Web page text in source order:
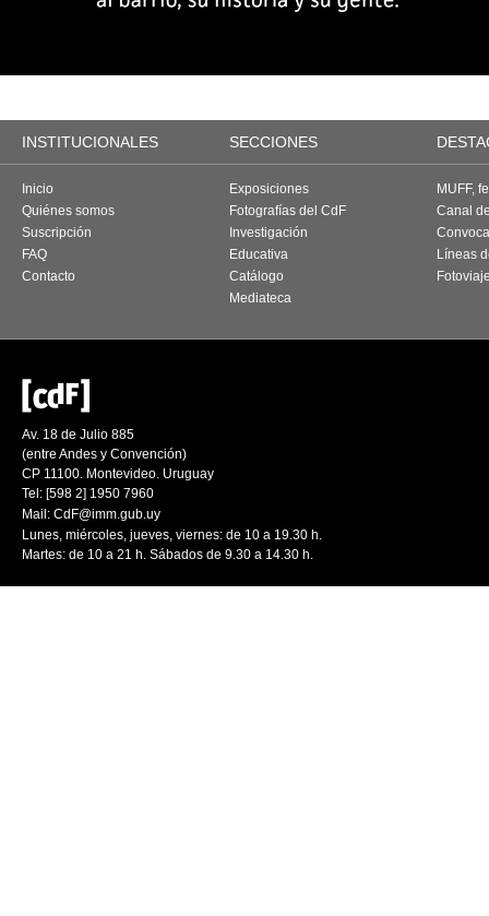
INSTITUCIONALES SECCIONES
Inicio
Quiénes somos
Suscripción
FAQ
Contacto
Exposiciones
Fotografías del CdF
Investigación
Educativa
Catálogo
Mediateca
MUFF,
Canal
Líneas
Av. 18 de Julio 885
(entre Andes y Convención)
CP 11100. Montevideo. Uruguay
Tel: [598 2] 1950 7960
Mail: CdF@imm.gub.uy
Lunes, miércoles, jueves, viernes: de 10 a 19.30 h.
Martes: de 10 a 21 h. Sábados de 9.30 a 14.30 h.